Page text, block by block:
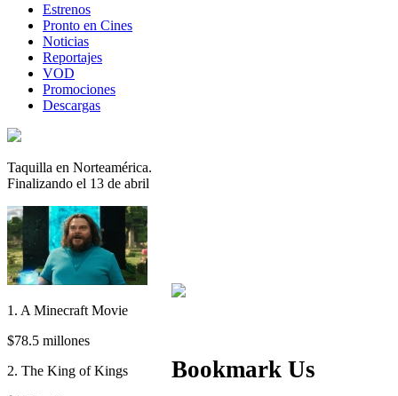
Estrenos
Pronto en Cines
Noticias
Reportajes
VOD
Promociones
Descargas
Taquilla en Norteamérica.
Finalizando el 13 de abril
1. A Minecraft Movie
$78.5 millones
2. The King of Kings
Bookmark Us